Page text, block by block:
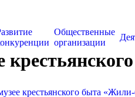
Общественные
организации
крестьянского быта